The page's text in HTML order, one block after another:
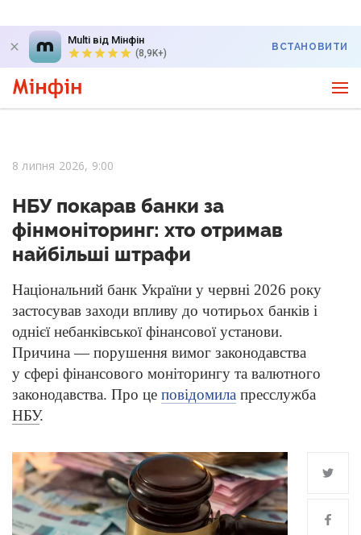
Multi від Мінфін
(8,9K+)
ВСТАНОВИТИ
8 липня 2026, 9:00
НБУ покарав банки за
фінмоніторинг: хто отримав
найбільші штрафи
Національний банк України у червні 2026 року
застосував заходи впливу до чотирьох банків і
однієї небанківської фінансової установи.
Причина — порушення вимог законодавства
у сфері фінансового моніторингу та валютного
законодавства. Про це повідомила пресслужба
НБУ.